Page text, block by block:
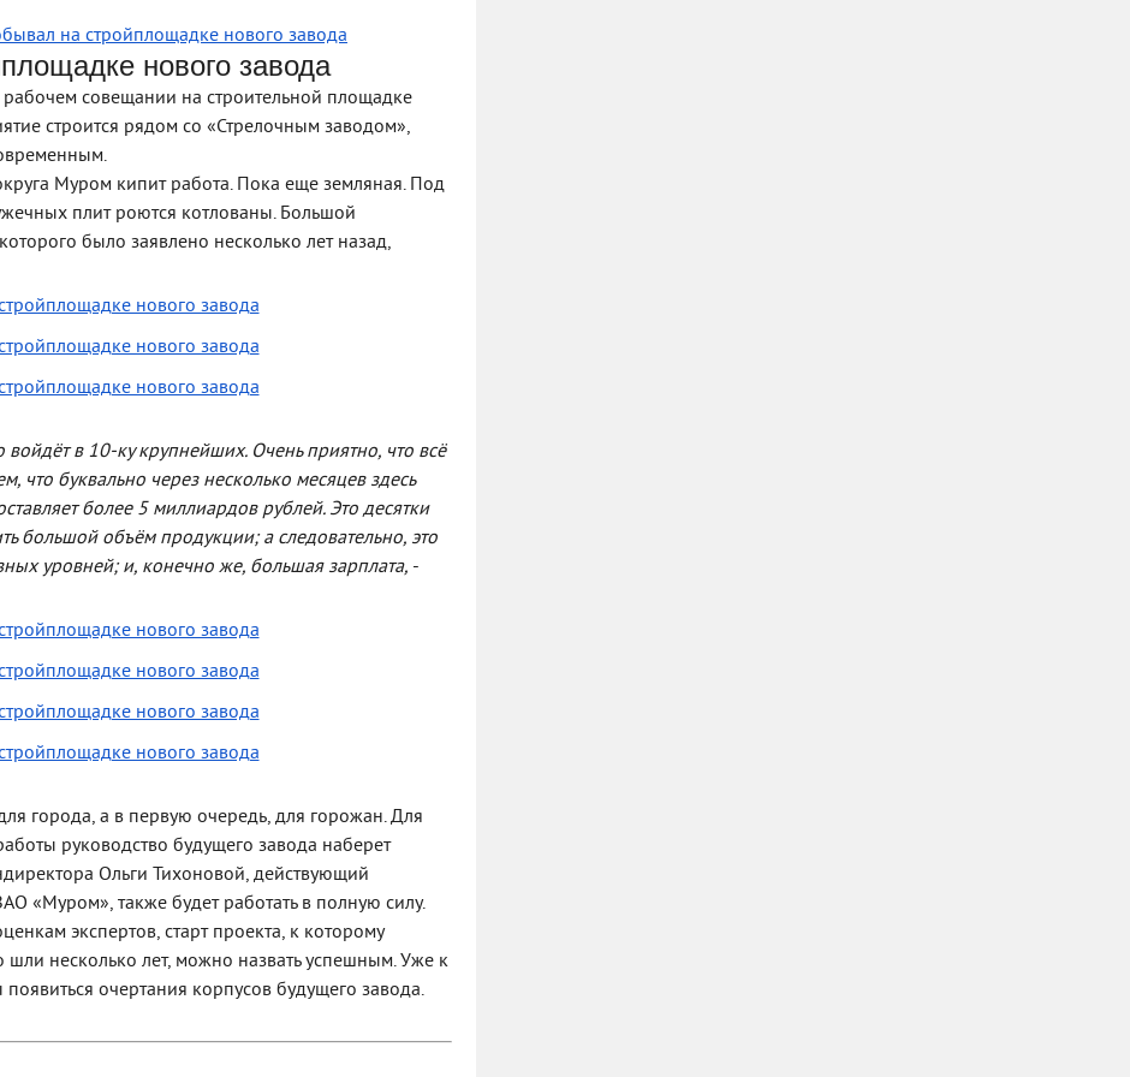
на стройплощадке нового завода
нового завода
совещании на строительной площадке
строится рядом со «Стрелочным заводом»,
Муром кипит работа. Пока еще земляная. Под
плит роются котлованы. Большой
было заявлено несколько лет назад,
в 10-ку крупнейших. Очень приятно, что всё
что буквально через несколько месяцев здесь
более 5 миллиардов рублей. Это десятки
большой объём продукции; а следовательно, это
уровней; и, конечно же, большая зарплата, -
города, а в первую очередь, для горожан. Для
руководство будущего завода наберет
Ольги Тихоновой, действующий
«Муром», также будет работать в полную силу.
экспертов, старт проекта, к которому
несколько лет, можно назвать успешным. Уже к
очертания корпусов будущего завода.